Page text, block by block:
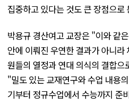
집중하고 있다는 것도 큰 장점으로
박용규 경산여고 교장은 "이와 같
안에 이뤄진 우연한 결과가 아니라
원들의 열정과 연대 의식의 결합
"밀도 있는 교재연구와 수업 내용
기부터 정규수업에서 수능까지 준